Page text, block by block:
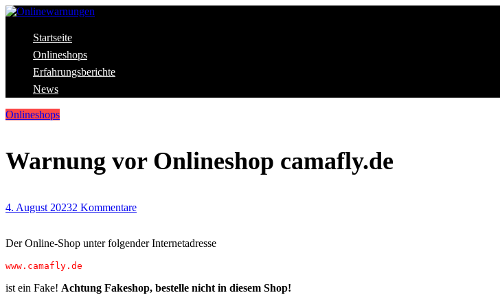
Skip
content
Onlinewarnungen
Aktuelle Warnungen vor Gefahren im Internet
Startseite
Onlineshops
Erfahrungsberichte
News
Onlineshops
Warnung vor Onlineshop camafly.de
4. August 20232 Kommentare
Der Online-Shop unter folgender Internetadresse
www.camafly.de
ist ein Fake! Achtung Fakeshop, bestelle nicht in diesem Shop!